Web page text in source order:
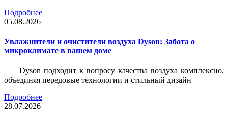
Подробнее
05.08.2026
Увлажнители и очистители воздуха Dyson: Забота о
микроклимате в вашем доме
Dyson подходит к вопросу качества воздуха комплексно,
объединяя передовые технологии и стильный дизайн
Подробнее
28.07.2026